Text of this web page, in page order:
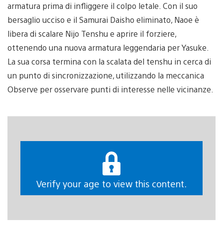
armatura prima di infliggere il colpo letale. Con il suo
bersaglio ucciso e il Samurai Daisho eliminato, Naoe è
libera di scalare Nijo Tenshu e aprire il forziere,
ottenendo una nuova armatura leggendaria per Yasuke.
La sua corsa termina con la scalata del tenshu in cerca di
un punto di sincronizzazione, utilizzando la meccanica
Observe per osservare punti di interesse nelle vicinanze.
Verify your age to view this content.